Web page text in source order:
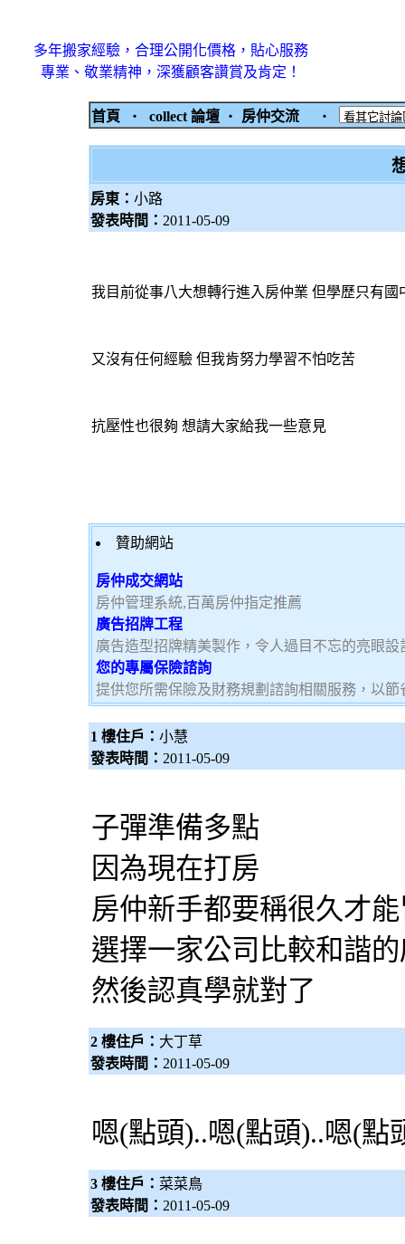
多年搬家經驗，合理公開化價格，貼心服務
專業、敬業精神，深獲顧客讚賞及肯定！
首頁 ‧ collect 論壇 ‧ 房仲交流 ‧
房東： 小路
發表時間： 2011-05-09
我目前從事八大想轉行進入房仲業 但學歷只有國
又沒有任何經驗 但我肯努力學習不怕吃苦
抗壓性也很夠 想請大家給我一些意見
贊助網站
房仲成交網站
房仲管理系統,百萬房仲指定推薦
廣告招牌工程
廣告造型招牌精美製作，令人過目不忘的亮眼
您的專屬保險諮詢
提供您所需保險及財務規劃諮詢相關服務，以節
1 樓住戶： 小慧
發表時間： 2011-05-09
子彈準備多點
因為現在打房
房仲新手都要稱很久才
選擇一家公司比較和諧
然後認真學就對了
2 樓住戶： 大丁草
發表時間： 2011-05-09
嗯(點頭)..嗯(點頭)..嗯(點
3 樓住戶： 菜菜鳥
發表時間： 2011-05-09